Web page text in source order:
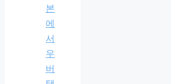
본
에
서
우
버